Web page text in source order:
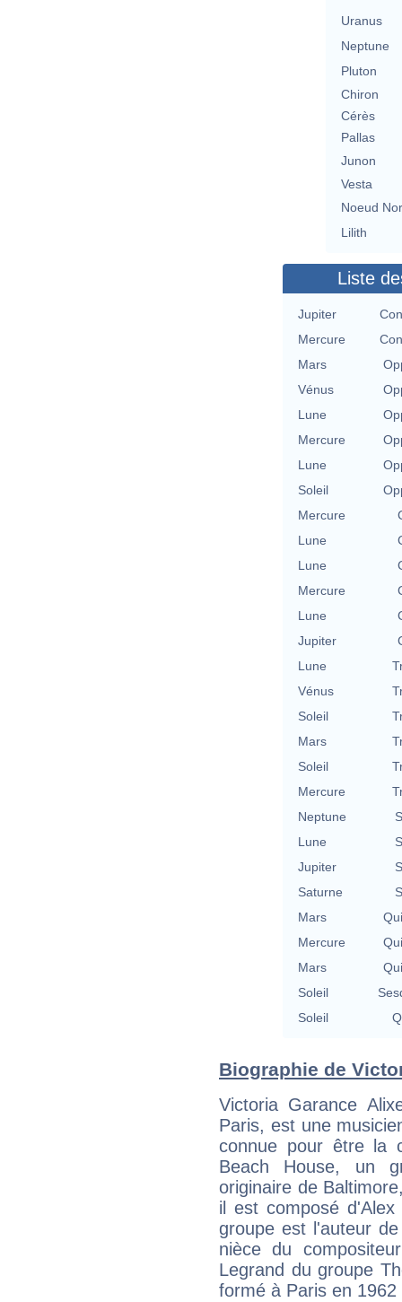
Uranus
Neptune
Pluton
Chiron
Cérès
Pallas
Junon
Vesta
Noeud
Lilith
Liste
Jupiter
Mercure
Mars
Vénus
Lune
Mercure
Lune
Soleil
Mercure
Lune
Lune
Mercure
Lune
Jupiter
Lune
Vénus
Soleil
Mars
Soleil
Mercure
Neptune
Lune
Jupiter
Saturne
Mars
Mercure
Mars
Soleil
Soleil
Biographie de
Victoria Garance
Paris, est une
connue pour être la
Beach House, un
originaire de
il est composé
groupe est l'auteur
nièce du
Legrand du groupe
formé à Paris en